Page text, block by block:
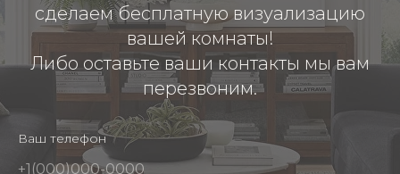
сделаем бесплатную визуализацию
вашей комнаты!
Либо оставьте ваши контакты мы вам
перезвоним.
Ваш телефон